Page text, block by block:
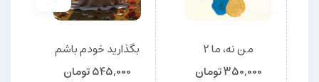
من نه، ما 2
350,000تومان
بگذارید خودم باشم
545,000تومان